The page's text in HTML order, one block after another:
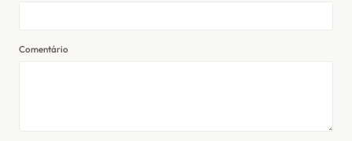
Comentário